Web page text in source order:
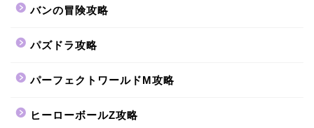
バンの冒険攻略
パズドラ攻略
パーフェクトワールドM攻略
ヒーローボールZ攻略